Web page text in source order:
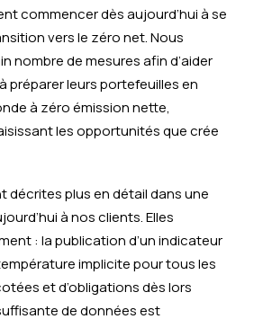
commencer dès aujourd’hui à se
vers le zéro net. Nous
nombre de mesures afin d’aider
préparer leurs portefeuilles en
à zéro émission nette,
les opportunités que crée
décrites plus en détail dansune
à nos clients. Elles
: la publication d’un indicateur
implicite pour tous les
et d’obligations dès lors
de données est